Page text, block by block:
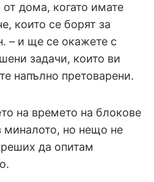
дома, когато имате
които се борят за
– и ще се окажете с
задачи, които ви
напълно претоварени.
на времето на блокове
миналото, но нещо не
да опитам